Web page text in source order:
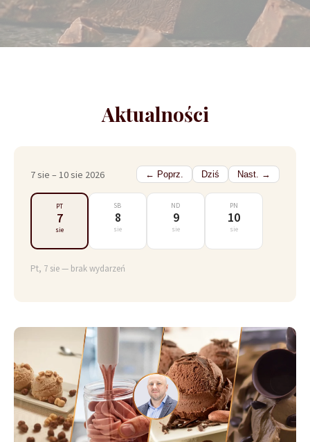
Aktualności
7 sie – 10 sie 2026 ← Poprz. Dziś Nast. →
PT
7
sie
SB
8
sie
ND
9
sie
PN
10
sie
Pt, 7 sie — brak wydarzeń